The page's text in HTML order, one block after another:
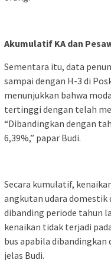
Akumulatif KA dan
Sementara itu, data
sampai dengan H-3 di
menunjukkan bahwa
tertinggi dengan telah
“Dibandingkan dengan
6,39%,” papar Budi.
Secara kumulatif,
angkutan udara domestik
dibanding periode tahun
kenaikan tidak terjadi
bus apabila dibandingkan
jelas Budi.